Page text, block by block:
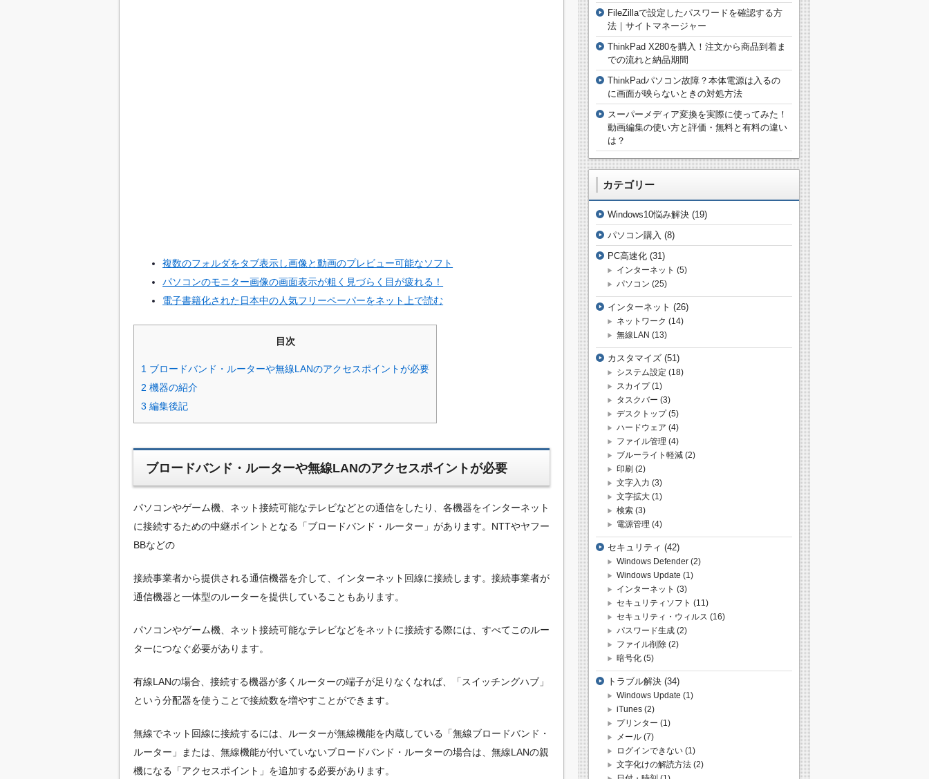
複数のフォルダをタブ表示し画像と動画のプレビュー可能なソフト
パソコンのモニター画像の画面表示が粗く見づらく目が疲れる！
電子書籍化された日本中の人気フリーペーパーをネット上で読む
目次
1 ブロードバンド・ルーターや無線LANのアクセスポイントが必要
2 機器の紹介
3 編集後記
ブロードバンド・ルーターや無線LANのアクセスポイントが必要
パソコンやゲーム機、ネット接続可能なテレビなどとの通信をしたり、各機器をインターネット
に接続するための中継ポイントとなる「ブロードバンド・ルーター」があります。NTTやヤフー
BBなどの
接続事業者から提供される通信機器を介して、インターネット回線に接続します。接続事業者が
通信機器と一体型のルーターを提供していることもあります。
パソコンやゲーム機、ネット接続可能なテレビなどをネットに接続する際には、すべてこのルー
ターにつなぐ必要があります。
有線LANの場合、接続する機器が多くルーターの端子が足りなくなれば、「スイッチングハブ」
という分配器を使うことで接続数を増やすことができます。
無線でネット回線に接続するには、ルーターが無線機能を内蔵している「無線ブロードバンド・
ルーター」または、無線機能が付いていないブロードバンド・ルーターの場合は、無線LANの親
機になる「アクセスポイント」を追加する必要があります。
FileZillaで設定したパスワードを確認する方
法｜サイトマネージャー
ThinkPad X280を購入！注文から商品到着ま
での流れと納品期間
ThinkPadパソコン故障？本体電源は入るの
に画面が映らないときの対処方法
スーパーメディア変換を実際に使ってみた！
動画編集の使い方と評価・無料と有料の違い
は？
カテゴリー
Windows10悩み解決 (19)
パソコン購入 (8)
PC高速化 (31)
インターネット (5)
パソコン (25)
インターネット (26)
ネットワーク (14)
無線LAN (13)
カスタマイズ (51)
システム設定 (18)
スカイプ(1)
タスクバー (3)
デスクトップ(5)
ハードウェア (4)
ファイル管理 (4)
ブルーライト軽減 (2)
印刷 (2)
文字入力 (3)
文字拡大 (1)
検索 (3)
電源管理 (4)
セキュリティ (42)
Windows Defender (2)
Windows Update (1)
インターネット (3)
セキュリティソフト (11)
セキュリティ・ウィルス (16)
パスワード生成 (2)
ファイル削除 (2)
暗号化 (5)
トラブル解決 (34)
Windows Update (1)
iTunes (2)
プリンター (1)
メール (7)
ログインできない (1)
文字化けの解読方法 (2)